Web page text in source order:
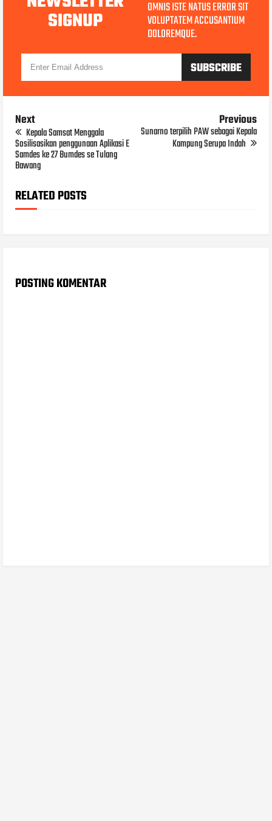
SIGNUP
OMNIS ISTE NATUS ERROR SIT
VOLUPTATEM ACCUSANTIUM
DOLOREMQUE.
Next
Kepala Samsat Menggala
Sosilisasikan penggunaan Aplikasi E
Samdes ke 27 Bumdes se Tulang
Bawang
Previous
Sunarno terpilih PAW sebagai Kepala
Kampung Serupa Indah
RELATED POSTS
POSTING KOMENTAR